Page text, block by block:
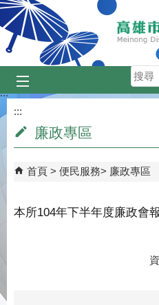
跳到主要內容區塊
:::
:::
廉政專區
首頁 便民服務 廉政專區
本所104年下半年度廉政會